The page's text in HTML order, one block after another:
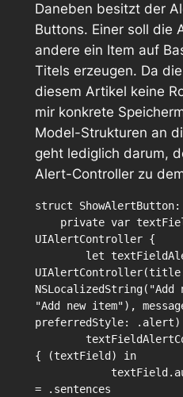
Daneben besitzt der
Buttons. Einer soll die
andere ein Item auf
Titels erzeugen. Da
diesem Artikel keine
mir konkrete
Model-Strukturen an
geht lediglich darum,
Alert-Controller zu
struct
UIAlertController {
NSLocalizedString("Add
"Add new item"),
preferredStyle: .alert)
{ (textField) in
= .sentences